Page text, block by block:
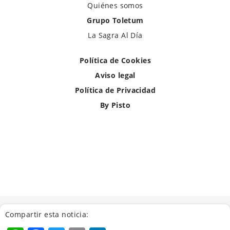
Quiénes somos
Grupo Toletum
La Sagra Al Día
Política de Cookies
Aviso legal
Política de Privacidad
By Pisto
Compartir esta noticia: